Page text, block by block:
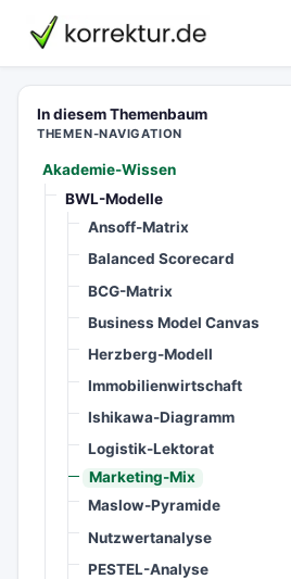
korrektur.de
In diesem Themenbaum
THEMEN-NAVIGATION
Akademie-Wissen
BWL-Modelle
Ansoff-Matrix
Balanced Scorecard
BCG-Matrix
Business Model Canvas
Herzberg-Modell
Immobilienwirtschaft
Ishikawa-Diagramm
Logistik-Lektorat
Marketing-Mix
Maslow-Pyramide
Nutzwertanalyse
PESTEL-Analyse